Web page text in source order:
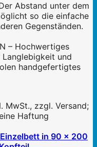
Abstand unter dem
so die einfache
Gegenständen.
– Hochwertiges
und
handgefertigtes
MwSt., zzgl. Versand;
Haftung